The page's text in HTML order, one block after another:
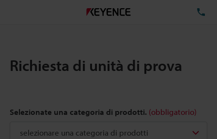
Richiesta di unità di prova
Selezionate una categoria di prodotti. (obbligatorio)